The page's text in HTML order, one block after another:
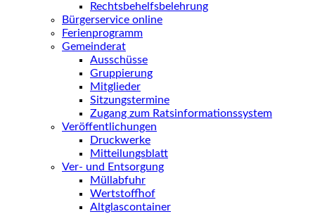
Rechtsbehelfsbelehrung
Bürgerservice online
Ferienprogramm
Gemeinderat
Ausschüsse
Gruppierung
Mitglieder
Sitzungstermine
Zugang zum Ratsinformationssystem
Veröffentlichungen
Druckwerke
Mitteilungsblatt
Ver- und Entsorgung
Müllabfuhr
Wertstoffhof
Altglascontainer